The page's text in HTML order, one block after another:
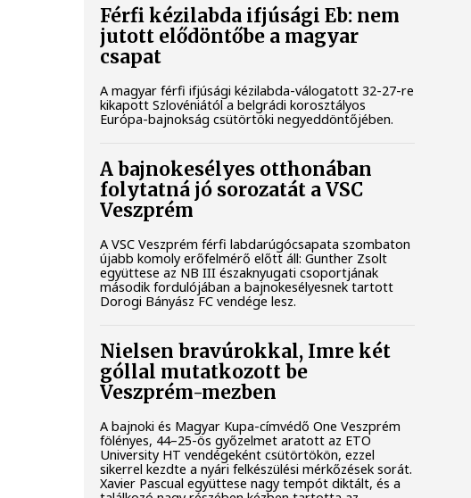
Férfi kézilabda ifjúsági Eb: nem
jutott elődöntőbe a magyar
csapat
A magyar férfi ifjúsági kézilabda-válogatott 32-27-re
kikapott Szlovéniától a belgrádi korosztályos
Európa-bajnokság csütörtöki negyeddöntőjében.
A bajnokesélyes otthonában
folytatná jó sorozatát a VSC
Veszprém
A VSC Veszprém férfi labdarúgócsapata szombaton
újabb komoly erőfelmérő előtt áll: Gunther Zsolt
együttese az NB III északnyugati csoportjának
második fordulójában a bajnokesélyesnek tartott
Dorogi Bányász FC vendége lesz.
Nielsen bravúrokkal, Imre két
góllal mutatkozott be
Veszprém-mezben
A bajnoki és Magyar Kupa-címvédő One Veszprém
fölényes, 44–25-ös győzelmet aratott az ETO
University HT vendégeként csütörtökön, ezzel
sikerrel kezdte a nyári felkészülési mérkőzések sorát.
Xavier Pascual együttese nagy tempót diktált, és a